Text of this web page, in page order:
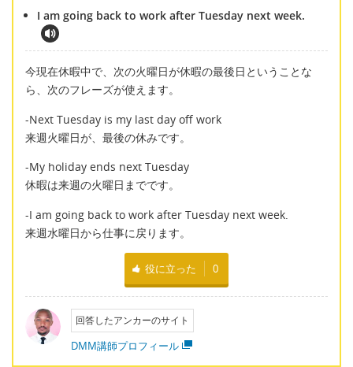
I am going back to work after Tuesday next week.
今現在休暇中で、次の火曜日が休暇の最後日ということな
ら、次のフレーズが使えます。
-Next Tuesday is my last day off work
来週火曜日が、最後の休みです。
-My holiday ends next Tuesday
休暇は来週の火曜日までです。
-I am going back to work after Tuesday next week.
来週水曜日から仕事に戻ります。
役に立った 0
回答したアンカーのサイト
DMM講師プロフィール